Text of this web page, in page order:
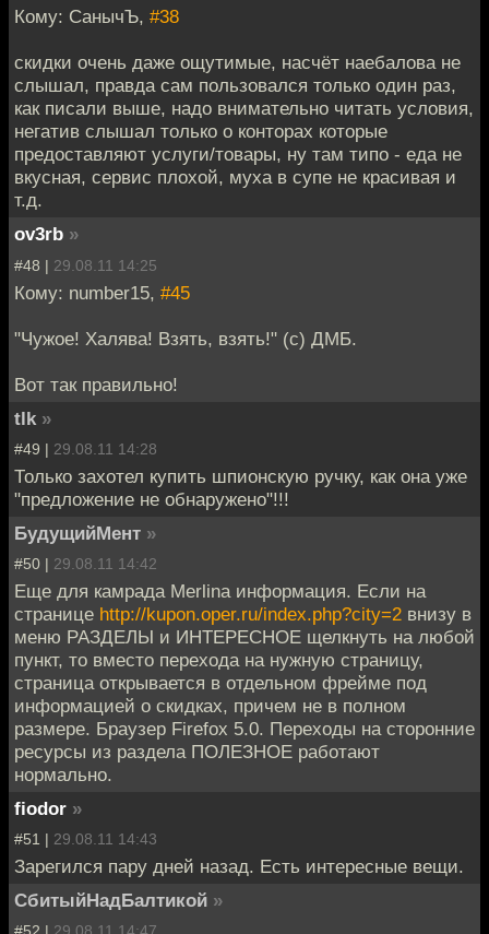
Кому: СанычЪ, #38
скидки очень даже ощутимые, насчёт наебалова не
слышал, правда сам пользовался только один раз,
как писали выше, надо внимательно читать условия,
негатив слышал только о конторах которые
предоставляют услуги/товары, ну там типо - еда не
вкусная, сервис плохой, муха в супе не красивая и
т.д.
ov3rb »
#48 | 29.08.11 14:25
Кому: number15, #45
"Чужое! Халява! Взять, взять!" (с) ДМБ.
Вот так правильно!
tlk »
#49 | 29.08.11 14:28
Только захотел купить шпионскую ручку, как она уже
"предложение не обнаружено"!!!
БудущийМент »
#50 | 29.08.11 14:42
Еще для камрада Merlina информация. Если на
странице http://kupon.oper.ru/index.php?city=2 внизу в
меню РАЗДЕЛЫ и ИНТЕРЕСНОЕ щелкнуть на любой
пункт, то вместо перехода на нужную страницу,
страница открывается в отдельном фрейме под
информацией о скидках, причем не в полном
размере. Браузер Firefox 5.0. Переходы на сторонние
ресурсы из раздела ПОЛЕЗНОЕ работают
нормально.
fiodor »
#51 | 29.08.11 14:43
Зарегился пару дней назад. Есть интересные вещи.
СбитыйНадБалтикой »